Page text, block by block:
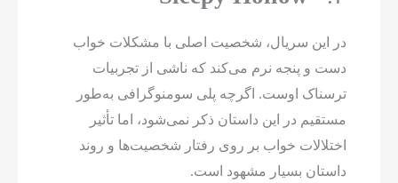
در این سریال، شخصیت اصلی با مشکلات خواب
دست و پنجه نرم می‌کند که ناشی از تجربیات
ترسناک اوست. اگرچه پلی سومنوگرافی به‌طور
مستقیم در این داستان ذکر نمی‌شود، اما تأثیر
اختلالات خواب بر روی رفتار شخصیت‌ها و روند
داستان بسیار مشهود است.